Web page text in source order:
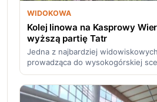
WIDOKOWA
Kolej linowa na Kasprowy
wyższą partię Tatr
Jedna z najbardziej
prowadząca do wysokogórskiej